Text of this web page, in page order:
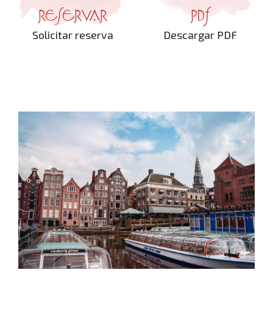
RESERVAR
Solicitar reserva
PDF
Descargar PDF